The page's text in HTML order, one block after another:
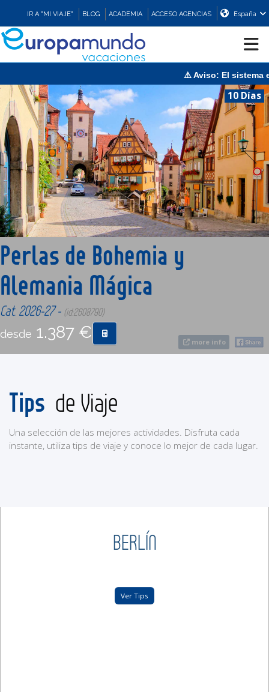
IR A "MI VIAJE" BLOG ACADEMIA ACCESO AGENCIAS España
EUROPA
ASIA
ORIENTE
PROMOCIONES
COMPRAR
CONTACTO
⚠️ Aviso: El sistema
10 Días
more info
Perlas de Bohemia y
Alemania Mágica
Cat. 2026-27 - (id:2608790)
desde 1.387 €
Tips de Viaje
Una selección de las mejores actividades. Disfruta cada
instante, utiliza tips de viaje y conoce lo mejor de cada lugar.
BERLÍN
Ver Tips